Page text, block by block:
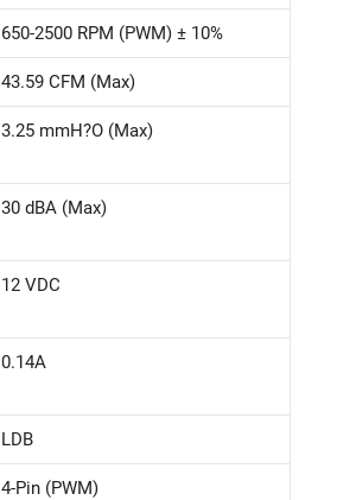
650-2500 RPM (PWM) ± 10%
43.59 CFM (Max)
3.25 mmH?O (Max)
30 dBA (Max)
12 VDC
0.14A
LDB
4-Pin (PWM)